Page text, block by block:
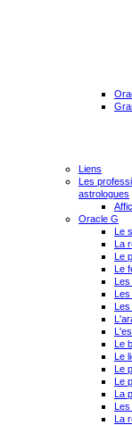
Liens
Les
astrologues
Oracle G
Le
La
Le
Le
Les
Les
Les
Le
Le
Le
Le
La
Les
La